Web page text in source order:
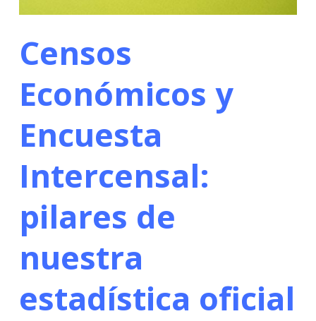
Censos
Económicos y
Encuesta
Intercensal:
pilares de
nuestra
estadística oficial